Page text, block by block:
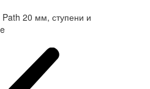
20 мм, ступени и